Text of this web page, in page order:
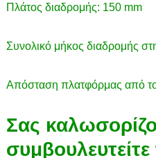
Πλάτος διαδρομής: 150 mm
Συνολικό μήκος διαδρομής
Απόσταση πλατφόρμας από
Σας